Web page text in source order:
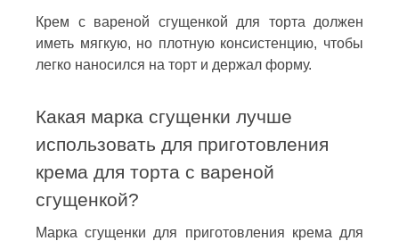
Крем с вареной сгущенкой для торта должен
иметь мягкую, но плотную консистенцию, чтобы
легко наносился на торт и держал форму.
Какая марка сгущенки лучше
использовать для приготовления
крема для торта с вареной
сгущенкой?
Марка сгущенки для приготовления крема для